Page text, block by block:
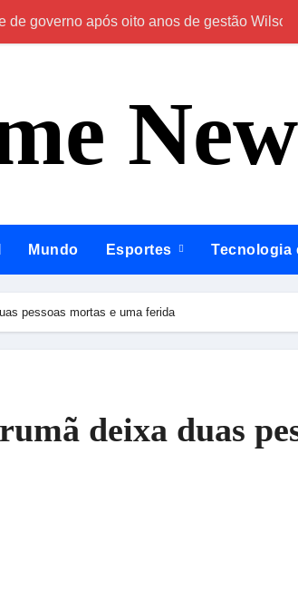
governo após oito anos de gestão Wilson
Mundo Esportes Tecnologia
pessoas mortas e uma ferida
deixa duas